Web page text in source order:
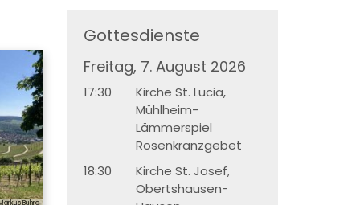
Buhro
Gottesdienste
Freitag, 7. August 2026
17:30
Kirche St. Lucia,
Mühlheim-
Lämmerspiel
Rosenkranzgebet
18:30
Kirche St. Josef,
Obertshausen-